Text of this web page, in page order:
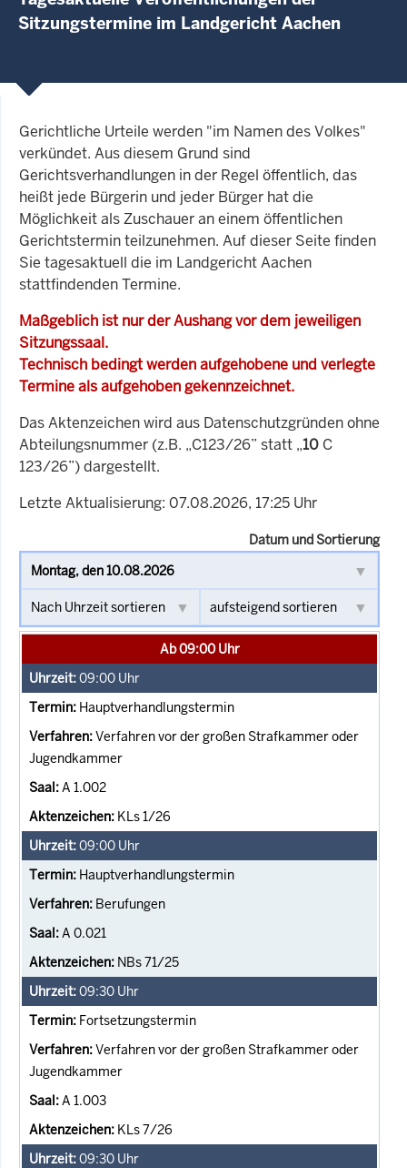
Sitzungstermine im Landgericht Aachen
Gerichtliche Urteile werden "im Namen des Volkes"
verkündet. Aus diesem Grund sind
Gerichtsverhandlungen in der Regel öffentlich, das
heißt jede Bürgerin und jeder Bürger hat die
Möglichkeit als Zuschauer an einem öffentlichen
Gerichtstermin teilzunehmen. Auf dieser Seite finden
Sie tagesaktuell die im Landgericht Aachen
stattfindenden Termine.
Maßgeblich ist nur der Aushang vor dem jeweiligen
Sitzungssaal.
Technisch bedingt werden aufgehobene und verlegte
Termine als aufgehoben gekennzeichnet.
Das Aktenzeichen wird aus Datenschutzgründen ohne
Abteilungsnummer (z.B. „C123/26” statt „10 C
123/26”) dargestellt.
Letzte Aktualisierung: 07.08.2026, 17:25 Uhr
Datum und Sortierung
Ab 09:00 Uhr
09:00 Uhr
Hauptverhandlungstermin
Verfahren vor der großen Strafkammer oder
Jugendkammer
A 1.002
KLs 1/26
09:00 Uhr
Hauptverhandlungstermin
Berufungen
A 0.021
NBs 71/25
09:30 Uhr
Fortsetzungstermin
Verfahren vor der großen Strafkammer oder
Jugendkammer
A 1.003
KLs 7/26
09:30 Uhr